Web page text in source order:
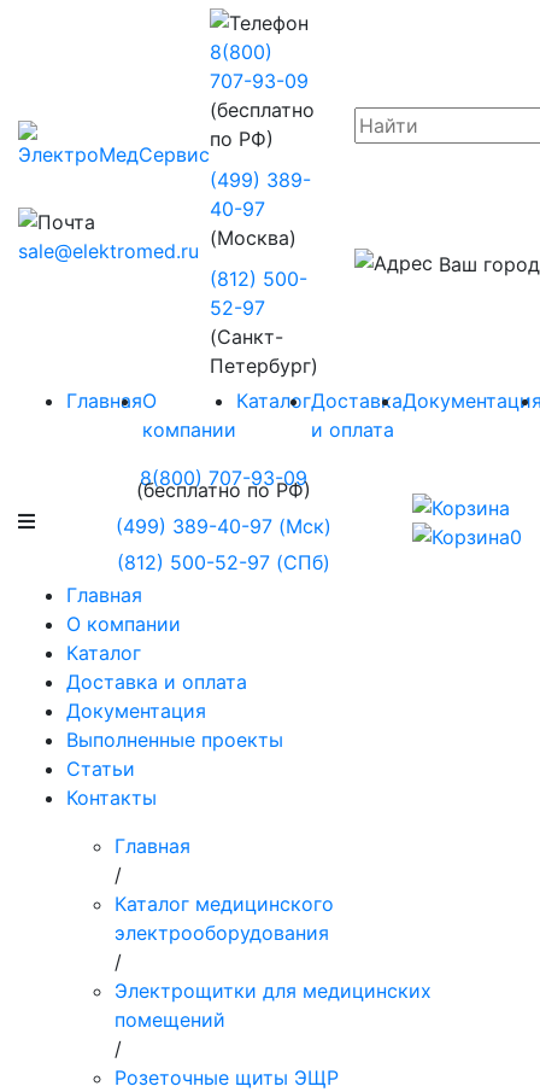
sale@elektromed.ru
8(800)
707-93-09
(бесплатно
по РФ)
(499) 389-
40-97
(Москва)
(812) 500-
52-97
(Санкт-
Петербург)
Ваш
ГлавнаяО
компании
КаталогДоставка
и оплата
8(800) 707-93-09
(бесплатно по РФ)
(499) 389-40-97 (Мск)
(812) 500-52-97 (СПб)
0
Главная
О компании
Каталог
Доставка и оплата
Документация
Выполненные проекты
Статьи
Контакты
Главная
/
Каталог медицинского
электрооборудования
/
Электрощитки для медицинских
помещений
/
Розеточные щиты ЭЩР